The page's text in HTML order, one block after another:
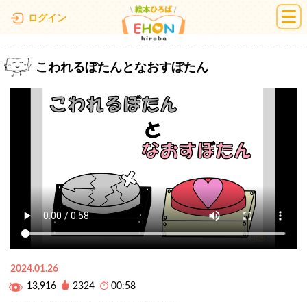
ログイン 絵本ひろば
こわれるぼたんとなおすぼたん
2024.01.26
13,916
2324 00:58